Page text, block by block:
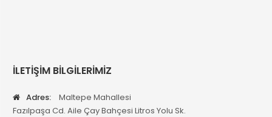
İLETİŞİM BİLGİLERİMİZ
Adres:
Maltepe Mahallesi
Fazılpaşa Cd. Aile Çay Bahçesi Litros Yolu Sk.